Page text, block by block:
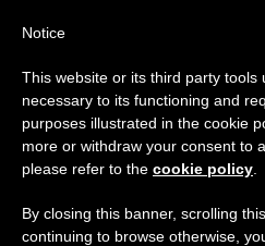
حاضرة الفاتيكان
Notice
This website or its third party tools
necessary to its functioning and
purposes illustrated in the cookie
more or withdraw your consent to
please refer to the cookie policy
By closing this banner, scrolling
continuing to browse otherwise,